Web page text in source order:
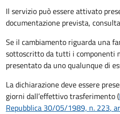
Il servizio può essere attivato
documentazione prevista,
Se il cambiamento riguarda una
sottoscritto da tutti i componenti
presentato da uno qualunque di
La dichiarazione deve essere
giorni dall’effettivo trasferimento (
Repubblica 30/05/1989, n. 223,